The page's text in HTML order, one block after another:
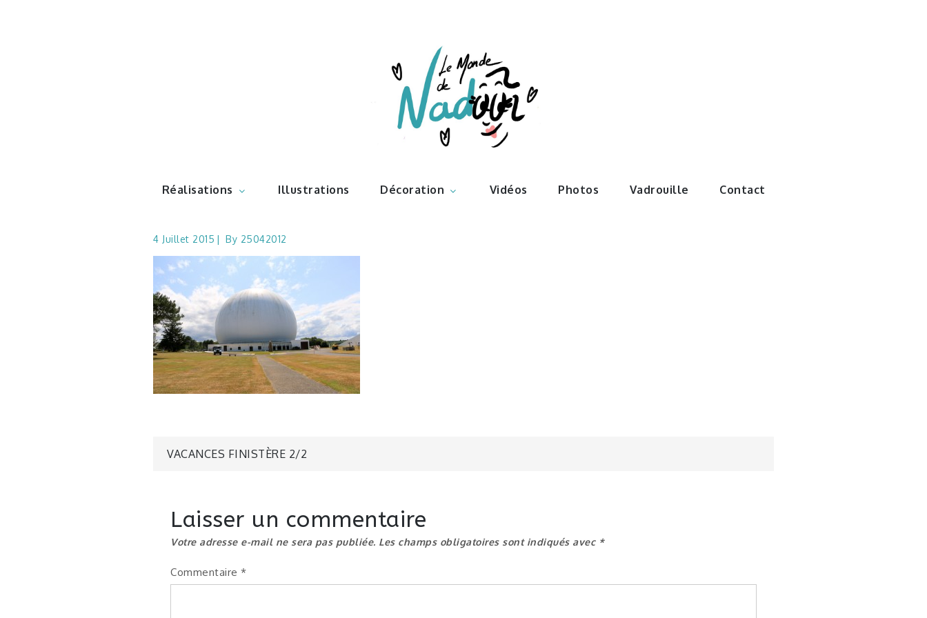
Illustrations – le monde de
Nadoo
Réalisations Illustrations Décoration Vidéos Photos Vadrouille Contact
4 Juillet 2015 By 25042012
Navigation
l’article
VACANCES FINISTÈRE 2/2
Laisser un commentaire
Votre adresse e-mail ne sera pas publiée. Les champs obligatoires sont indiqués avec *
Commentaire *